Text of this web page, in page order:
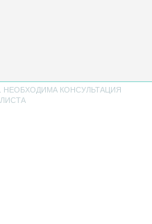
КОНСУЛЬТАЦИЯ